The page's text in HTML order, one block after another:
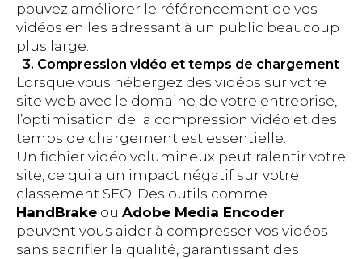
pouvez améliorer le référencement de vos
vidéos en les adressant à un public beaucoup
plus large.
3. Compression vidéo et temps de chargement
Lorsque vous hébergez des vidéos sur votre
site web avec le domaine de votre entreprise,
l’optimisation de la compression vidéo et des
temps de chargement est essentielle.
Un fichier vidéo volumineux peut ralentir votre
site, ce qui a un impact négatif sur votre
classement SEO. Des outils comme
HandBrake ou Adobe Media Encoder
peuvent vous aider à compresser vos vidéos
sans sacrifier la qualité, garantissant des